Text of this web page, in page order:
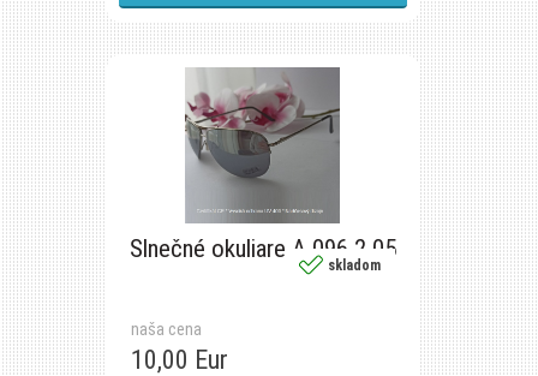
Slnečné okuliare A 096 2 05
naša cena
10,00 Eur
skladom